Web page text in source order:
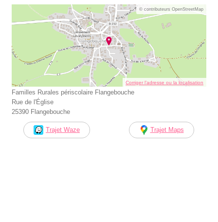
© contributeurs OpenStreetMap
Corriger l’adresse ou la localisation
Familles Rurales périscolaire Flangebouche
Rue de l'Église
25390 Flangebouche
Trajet Waze Trajet Maps